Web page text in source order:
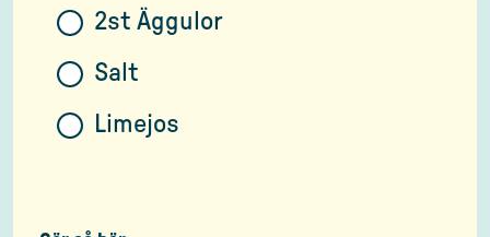
2st Äggulor
Salt
Limejos